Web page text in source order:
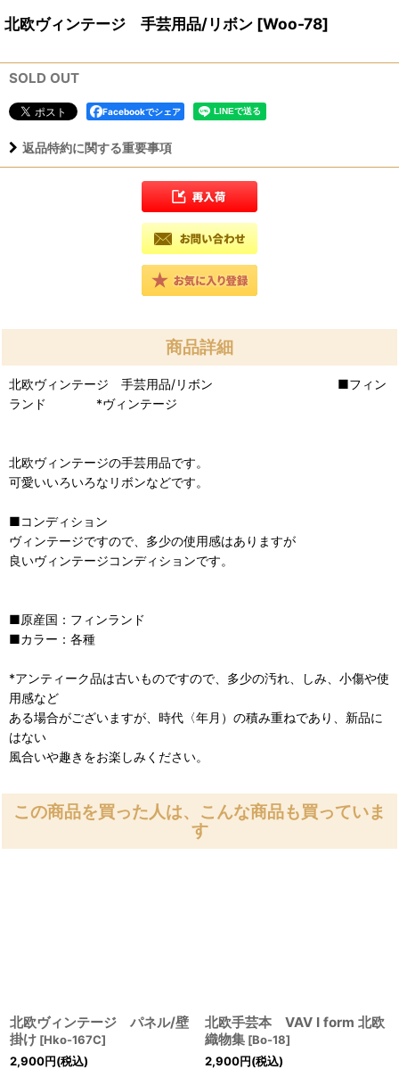
北欧ヴィンテージ 手芸用品/リボン [Woo-78]
SOLD OUT
Facebookでシェア
返品特約に関する重要事項
商品詳細
北欧ヴィンテージ 手芸用品/リボン ■フィン
ランド *ヴィンテージ
北欧ヴィンテージの手芸用品です。
可愛いいろいろなリボンなどです。
■コンディション
ヴィンテージですので、多少の使用感はありますが
良いヴィンテージコンディションです。
■原産国：フィンランド
■カラー：各種
*アンティーク品は古いものですので、多少の汚れ、しみ、小傷や使
用感など
ある場合がございますが、時代〈年月）の積み重ねであり、新品に
はない
風合いや趣きをお楽しみください。
この商品を買った人は、こんな商品も買っていま
す
北欧ヴィンテージ パネル/壁
掛け [Hko-167C]
2,900円(税込)
北欧手芸本 VAV I form 北欧
織物集 [Bo-18]
2,900円(税込)